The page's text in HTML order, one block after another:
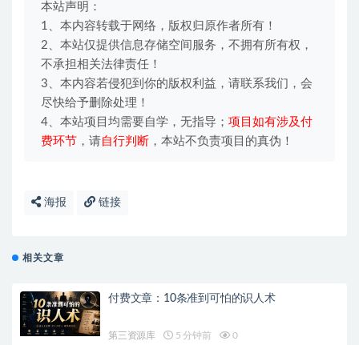
本站声明：
1、本内容转载于网络，版权归原作者所有！
2、本站仅提供信息存储空间服务，不拥有所有权，
不承担相关法律责任！
3、本内容若侵犯到你的版权利益，请联系我们，会
尽快给予删除处理！
4、本站项目均需要自学，无指导； 项目如有涉及付
费环节 ，请自行判断 ，本站不负责项目的真伪！
海报 链接
相关文章
付费文章：10条准到可怕的识人术
第三资源库 5 分钟前 0